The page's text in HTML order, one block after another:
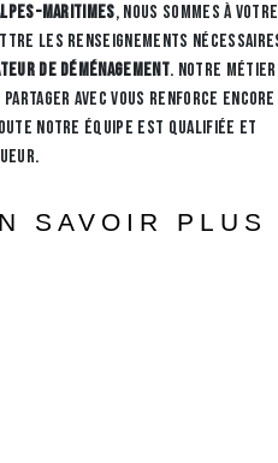
Maritimes, nous sommes à votre
les renseignements
de déménagement. Notre
avec vous renforce encore
notre équipe est qualifiée et
SAVOIR PLUS